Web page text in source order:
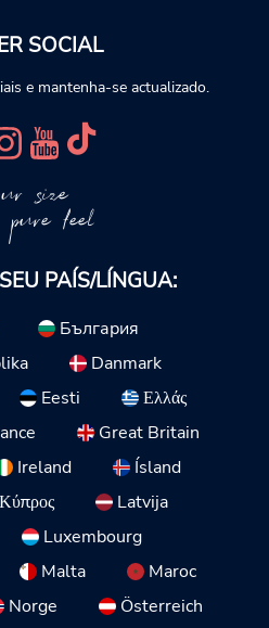
SOCIAL
e mantenha-se actualizado.
size
pure feel
PAÍS/LÍNGUA:
България
Danmark
Eesti
Ελλάς
Great Britain
Ireland
Ísland
Latvija
Luxembourg
Malta
Maroc
Norge
Österreich